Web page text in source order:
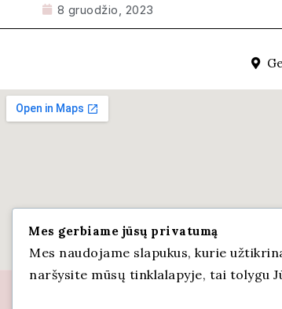
8 gruodžio, 2023
Mes gerbiame jūsų privatumą
Mes naudojame slapukus, kurie
naršysite mūsų tinklalapyje, tai tolygu